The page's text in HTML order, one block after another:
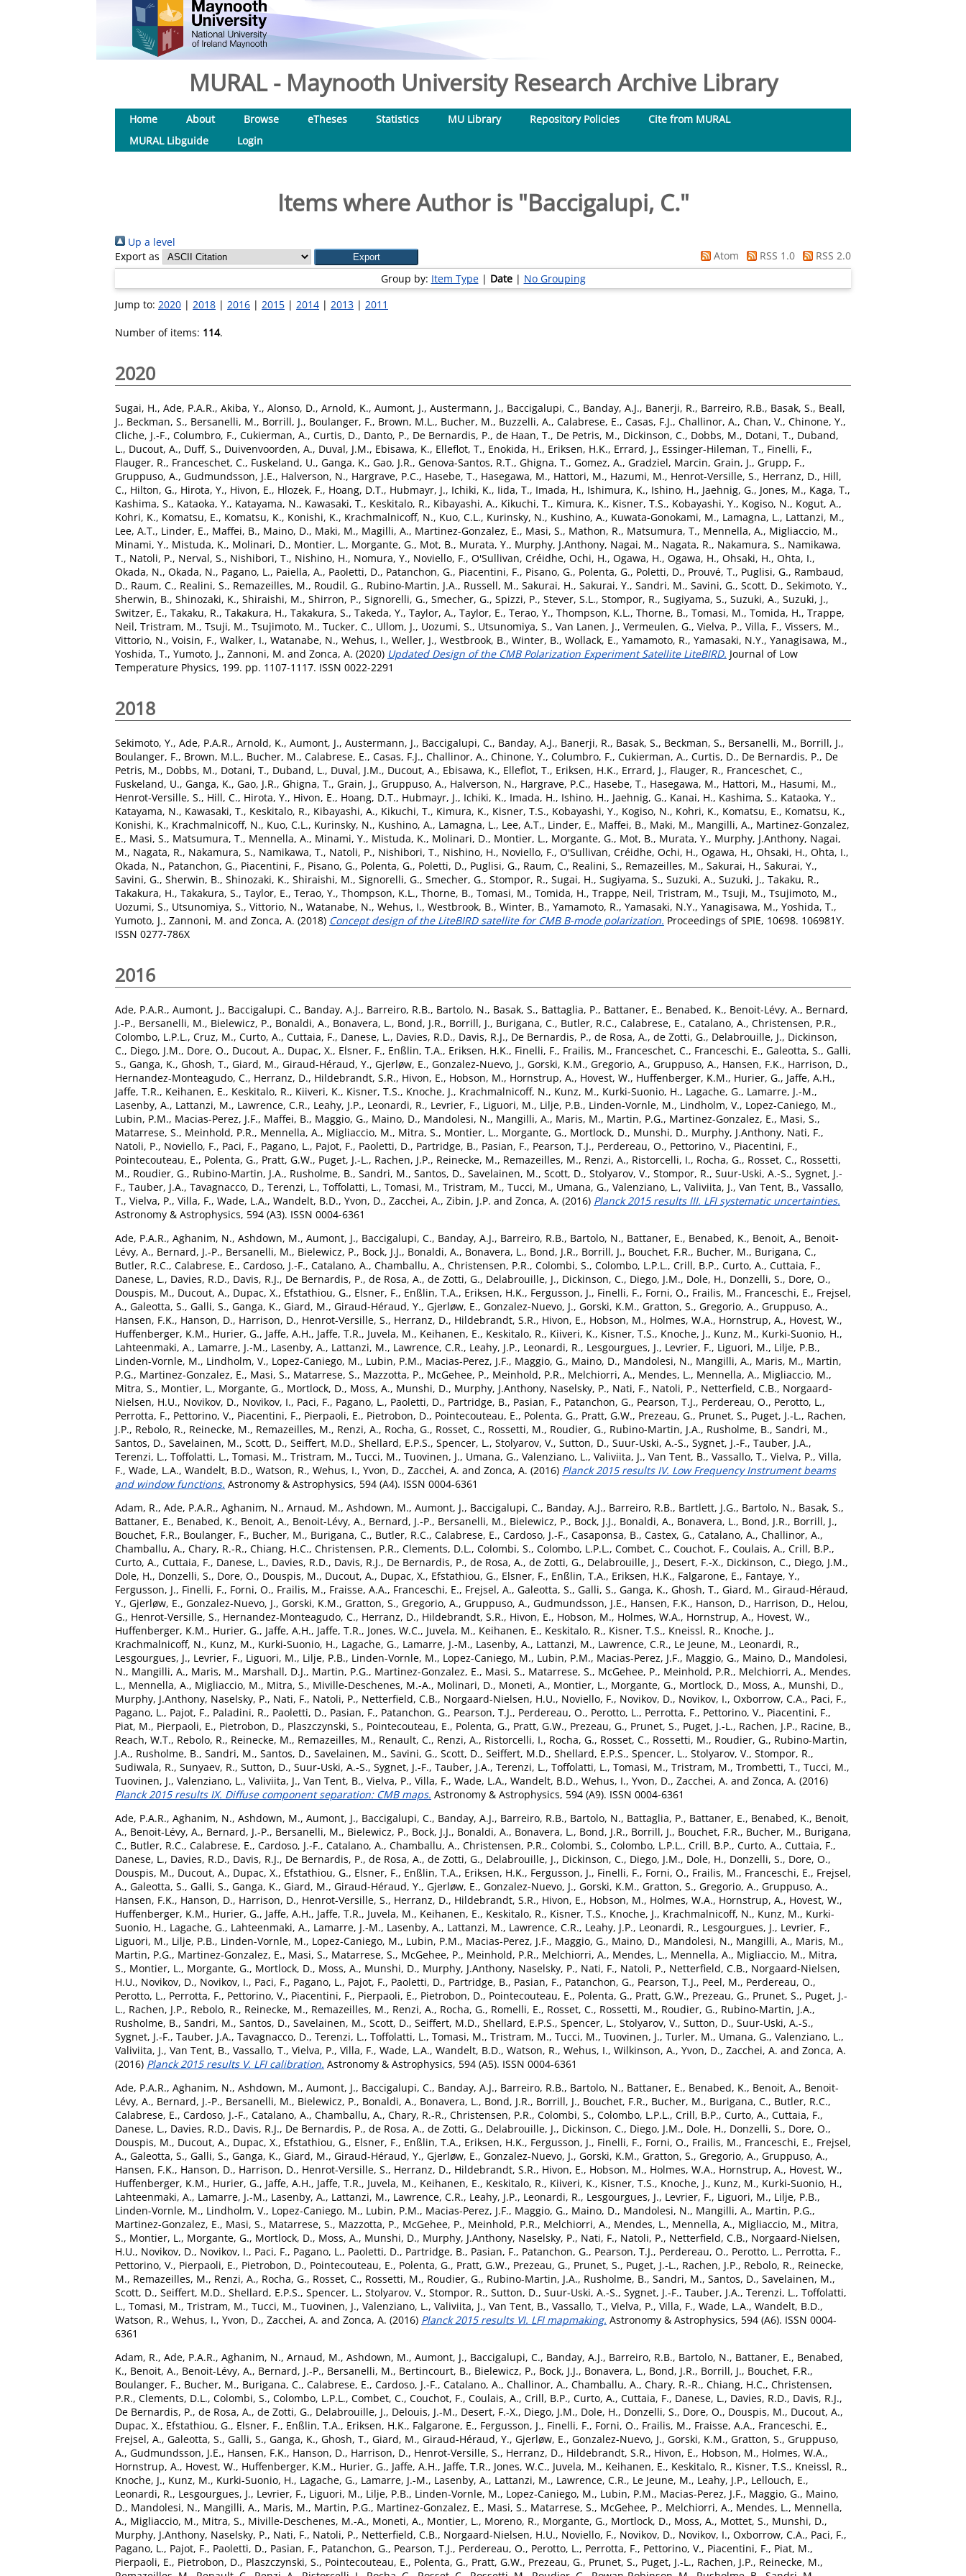
MURAL - Maynooth University Research Archive Library
Home About Browse eTheses Statistics MU Library Repository Policies
Cite from MURAL
MURAL Libguide
Login
Items where Author is "Baccigalupi, C."
Up a level
Export as
Atom RSS 1.0
RSS 2.0
Group by: Item Type| Date| No Grouping
Jump to: 2020 | 2018 | 2016 | 2015 | 2014 | 2013 | 2011
Number of items: 114.
2020
Sugai, H., Ade, P.A.R., Akiba, Y., Alonso, D., Arnold, K., Aumont, J., Austermann, J., Baccigalupi, C., Banday, A.J., Banerji, R., Barreiro, R.B., Basak, S., Beall,
J., Beckman, S., Bersanelli, M., Borrill, J., Boulanger, F., Brown, M.L., Bucher, M., Buzzelli, A., Calabrese, E., Casas, F.J., Challinor, A., Chan, V., Chinone, Y.,
Cliche, J.-F., Columbro, F., Cukierman, A., Curtis, D., Danto, P., De Bernardis, P., de Haan, T., De Petris, M., Dickinson, C., Dobbs, M., Dotani, T., Duband,
L., Ducout, A., Duff, S., Duivenvoorden, A., Duval, J.M., Ebisawa, K., Elleflot, T., Enokida, H., Eriksen, H.K., Errard, J., Essinger-Hileman, T., Finelli, F.,
Flauger, R., Franceschet, C., Fuskeland, U., Ganga, K., Gao, J.R., Genova-Santos, R.T., Ghigna, T., Gomez, A., Gradziel, Marcin, Grain, J., Grupp, F.,
Gruppuso, A., Gudmundsson, J.E., Halverson, N., Hargrave, P.C., Hasebe, T., Hasegawa, M., Hattori, M., Hazumi, M., Henrot-Versille, S., Herranz, D., Hill,
C., Hilton, G., Hirota, Y., Hivon, E., Hlozek, F., Hoang, D.T., Hubmayr, J., Ichiki, K., Iida, T., Imada, H., Ishimura, K., Ishino, H., Jaehnig, G., Jones, M., Kaga, T.,
Kashima, S., Kataoka, Y., Katayama, N., Kawasaki, T., Keskitalo, R., Kibayashi, A., Kikuchi, T., Kimura, K., Kisner, T.S., Kobayashi, Y., Kogiso, N., Kogut, A.,
Kohri, K., Komatsu, E., Komatsu, K., Konishi, K., Krachmalnicoff, N., Kuo, C.L., Kurinsky, N., Kushino, A., Kuwata-Gonokami, M., Lamagna, L., Lattanzi, M.,
Lee, A.T., Linder, E., Maffei, B., Maino, D., Maki, M., Magilli, A., Martinez-Gonzalez, E., Masi, S., Mathon, R., Matsumura, T., Mennella, A., Migliaccio, M.,
Minami, Y., Mistuda, K., Molinari, D., Montier, L., Morgante, G., Mot, B., Murata, Y., Murphy, J.Anthony, Nagai, M., Nagata, R., Nakamura, S., Namikawa,
T., Natoli, P., Nerval, S., Nishibori, T., Nishino, H., Nomura, Y., Noviello, F., O'Sullivan, Créidhe, Ochi, H., Ogawa, H., Ogawa, H., Ohsaki, H., Ohta, I.,
Okada, N., Okada, N., Pagano, L., Paiella, A., Paoletti, D., Patanchon, G., Piacentini, F., Pisano, G., Polenta, G., Poletti, D., Prouvé, T., Puglisi, G., Rambaud,
D., Raum, C., Realini, S., Remazeilles, M., Roudil, G., Rubino-Martin, J.A., Russell, M., Sakurai, H., Sakurai, Y., Sandri, M., Savini, G., Scott, D., Sekimoto, Y.,
Sherwin, B., Shinozaki, K., Shiraishi, M., Shirron, P., Signorelli, G., Smecher, G., Spizzi, P., Stever, S.L., Stompor, R., Sugiyama, S., Suzuki, A., Suzuki, J.,
Switzer, E., Takaku, R., Takakura, H., Takakura, S., Takeda, Y., Taylor, A., Taylor, E., Terao, Y., Thompson, K.L., Thorne, B., Tomasi, M., Tomida, H., Trappe,
Neil, Tristram, M., Tsuji, M., Tsujimoto, M., Tucker, C., Ullom, J., Uozumi, S., Utsunomiya, S., Van Lanen, J., Vermeulen, G., Vielva, P., Villa, F., Vissers, M.,
Vittorio, N., Voisin, F., Walker, I., Watanabe, N., Wehus, I., Weller, J., Westbrook, B., Winter, B., Wollack, E., Yamamoto, R., Yamasaki, N.Y., Yanagisawa, M.,
Yoshida, T., Yumoto, J., Zannoni, M. and Zonca, A. (2020) Updated Design of the CMB Polarization Experiment Satellite LiteBIRD. Journal of Low
Temperature Physics, 199. pp. 1107-1117. ISSN 0022-2291
2018
Sekimoto, Y., Ade, P.A.R., Arnold, K., Aumont, J., Austermann, J., Baccigalupi, C., Banday, A.J., Banerji, R., Basak, S., Beckman, S., Bersanelli, M., Borrill, J.,
Boulanger, F., Brown, M.L., Bucher, M., Calabrese, E., Casas, F.J., Challinor, A., Chinone, Y., Columbro, F., Cukierman, A., Curtis, D., De Bernardis, P., De
Petris, M., Dobbs, M., Dotani, T., Duband, L., Duval, J.M., Ducout, A., Ebisawa, K., Elleflot, T., Eriksen, H.K., Errard, J., Flauger, R., Franceschet, C.,
Fuskeland, U., Ganga, K., Gao, J.R., Ghigna, T., Grain, J., Gruppuso, A., Halverson, N., Hargrave, P.C., Hasebe, T., Hasegawa, M., Hattori, M., Hasumi, M.,
Henrot-Versille, S., Hill, C., Hirota, Y., Hivon, E., Hoang, D.T., Hubmayr, J., Ichiki, K., Imada, H., Ishino, H., Jaehnig, G., Kanai, H., Kashima, S., Kataoka, Y.,
Katayama, N., Kawasaki, T., Keskitalo, R., Kibayashi, A., Kikuchi, T., Kimura, K., Kisner, T.S., Kobayashi, Y., Kogiso, N., Kohri, K., Komatsu, E., Komatsu, K.,
Konishi, K., Krachmalnicoff, N., Kuo, C.L., Kurinsky, N., Kushino, A., Lamagna, L., Lee, A.T., Linder, E., Maffei, B., Maki, M., Mangilli, A., Martinez-Gonzalez,
E., Masi, S., Matsumura, T., Mennella, A., Minami, Y., Mistuda, K., Molinari, D., Montier, L., Morgante, G., Mot, B., Murata, Y., Murphy, J.Anthony, Nagai,
M., Nagata, R., Nakamura, S., Namikawa, T., Natoli, P., Nishibori, T., Nishino, H., Noviello, F., O'Sullivan, Créidhe, Ochi, H., Ogawa, H., Ohsaki, H., Ohta, I.,
Okada, N., Patanchon, G., Piacentini, F., Pisano, G., Polenta, G., Poletti, D., Puglisi, G., Raum, C., Realini, S., Remazeilles, M., Sakurai, H., Sakurai, Y.,
Savini, G., Sherwin, B., Shinozaki, K., Shiraishi, M., Signorelli, G., Smecher, G., Stompor, R., Sugai, H., Sugiyama, S., Suzuki, A., Suzuki, J., Takaku, R.,
Takakura, H., Takakura, S., Taylor, E., Terao, Y., Thompson, K.L., Thorne, B., Tomasi, M., Tomida, H., Trappe, Neil, Tristram, M., Tsuji, M., Tsujimoto, M.,
Uozumi, S., Utsunomiya, S., Vittorio, N., Watanabe, N., Wehus, I., Westbrook, B., Winter, B., Yamamoto, R., Yamasaki, N.Y., Yanagisawa, M., Yoshida, T.,
Yumoto, J., Zannoni, M. and Zonca, A. (2018) Concept design of the LiteBIRD satellite for CMB B-mode polarization. Proceedings of SPIE, 10698. 106981Y.
ISSN 0277-786X
2016
Ade, P.A.R., Aumont, J., Baccigalupi, C., Banday, A.J., Barreiro, R.B., Bartolo, N., Basak, S., Battaglia, P., Battaner, E., Benabed, K., Benoit-Lévy, A., Bernard,
J.-P., Bersanelli, M., Bielewicz, P., Bonaldi, A., Bonavera, L., Bond, J.R., Borrill, J., Burigana, C., Butler, R.C., Calabrese, E., Catalano, A., Christensen, P.R.,
Colombo, L.P.L., Cruz, M., Curto, A., Cuttaia, F., Danese, L., Davies, R.D., Davis, R.J., De Bernardis, P., de Rosa, A., de Zotti, G., Delabrouille, J., Dickinson,
C., Diego, J.M., Dore, O., Ducout, A., Dupac, X., Elsner, F., Enßlin, T.A., Eriksen, H.K., Finelli, F., Frailis, M., Franceschet, C., Franceschi, E., Galeotta, S., Galli,
S., Ganga, K., Ghosh, T., Giard, M., Giraud-Héraud, Y., Gjerløw, E., Gonzalez-Nuevo, J., Gorski, K.M., Gregorio, A., Gruppuso, A., Hansen, F.K., Harrison, D.,
Hernandez-Monteagudo, C., Herranz, D., Hildebrandt, S.R., Hivon, E., Hobson, M., Hornstrup, A., Hovest, W., Huffenberger, K.M., Hurier, G., Jaffe, A.H.,
Jaffe, T.R., Keihanen, E., Keskitalo, R., Kiiveri, K., Kisner, T.S., Knoche, J., Krachmalnicoff, N., Kunz, M., Kurki-Suonio, H., Lagache, G., Lamarre, J.-M.,
Lasenby, A., Lattanzi, M., Lawrence, C.R., Leahy, J.P., Leonardi, R., Levrier, F., Liguori, M., Lilje, P.B., Linden-Vornle, M., Lindholm, V., Lopez-Caniego, M.,
Lubin, P.M., Macias-Perez, J.F., Maffei, B., Maggio, G., Maino, D., Mandolesi, N., Mangilli, A., Maris, M., Martin, P.G., Martinez-Gonzalez, E., Masi, S.,
Matarrese, S., Meinhold, P.R., Mennella, A., Migliaccio, M., Mitra, S., Montier, L., Morgante, G., Mortlock, D., Munshi, D., Murphy, J.Anthony, Nati, F.,
Natoli, P., Noviello, F., Paci, F., Pagano, L., Pajot, F., Paoletti, D., Partridge, B., Pasian, F., Pearson, T.J., Perdereau, O., Pettorino, V., Piacentini, F.,
Pointecouteau, E., Polenta, G., Pratt, G.W., Puget, J.-L., Rachen, J.P., Reinecke, M., Remazeilles, M., Renzi, A., Ristorcelli, I., Rocha, G., Rosset, C., Rossetti,
M., Roudier, G., Rubino-Martin, J.A., Rusholme, B., Sandri, M., Santos, D., Savelainen, M., Scott, D., Stolyarov, V., Stompor, R., Suur-Uski, A.-S., Sygnet, J.-
F., Tauber, J.A., Tavagnacco, D., Terenzi, L., Toffolatti, L., Tomasi, M., Tristram, M., Tucci, M., Umana, G., Valenziano, L., Valiviita, J., Van Tent, B., Vassallo,
T., Vielva, P., Villa, F., Wade, L.A., Wandelt, B.D., Yvon, D., Zacchei, A., Zibin, J.P. and Zonca, A. (2016) Planck 2015 results III. LFI systematic uncertainties.
Astronomy & Astrophysics, 594 (A3). ISSN 0004-6361
Ade, P.A.R., Aghanim, N., Ashdown, M., Aumont, J., Baccigalupi, C., Banday, A.J., Barreiro, R.B., Bartolo, N., Battaner, E., Benabed, K., Benoit, A., Benoit-
Lévy, A., Bernard, J.-P., Bersanelli, M., Bielewicz, P., Bock, J.J., Bonaldi, A., Bonavera, L., Bond, J.R., Borrill, J., Bouchet, F.R., Bucher, M., Burigana, C.,
Butler, R.C., Calabrese, E., Cardoso, J.-F., Catalano, A., Chamballu, A., Christensen, P.R., Colombi, S., Colombo, L.P.L., Crill, B.P., Curto, A., Cuttaia, F.,
Danese, L., Davies, R.D., Davis, R.J., De Bernardis, P., de Rosa, A., de Zotti, G., Delabrouille, J., Dickinson, C., Diego, J.M., Dole, H., Donzelli, S., Dore, O.,
Douspis, M., Ducout, A., Dupac, X., Efstathiou, G., Elsner, F., Enßlin, T.A., Eriksen, H.K., Fergusson, J., Finelli, F., Forni, O., Frailis, M., Franceschi, E., Frejsel,
A., Galeotta, S., Galli, S., Ganga, K., Giard, M., Giraud-Héraud, Y., Gjerløw, E., Gonzalez-Nuevo, J., Gorski, K.M., Gratton, S., Gregorio, A., Gruppuso, A.,
Hansen, F.K., Hanson, D., Harrison, D., Henrot-Versille, S., Herranz, D., Hildebrandt, S.R., Hivon, E., Hobson, M., Holmes, W.A., Hornstrup, A., Hovest, W.,
Huffenberger, K.M., Hurier, G., Jaffe, A.H., Jaffe, T.R., Juvela, M., Keihanen, E., Keskitalo, R., Kiiveri, K., Kisner, T.S., Knoche, J., Kunz, M., Kurki-Suonio, H.,
Lahteenmaki, A., Lamarre, J.-M., Lasenby, A., Lattanzi, M., Lawrence, C.R., Leahy, J.P., Leonardi, R., Lesgourgues, J., Levrier, F., Liguori, M., Lilje, P.B.,
Linden-Vornle, M., Lindholm, V., Lopez-Caniego, M., Lubin, P.M., Macias-Perez, J.F., Maggio, G., Maino, D., Mandolesi, N., Mangilli, A., Maris, M., Martin,
P.G., Martinez-Gonzalez, E., Masi, S., Matarrese, S., Mazzotta, P., McGehee, P., Meinhold, P.R., Melchiorri, A., Mendes, L., Mennella, A., Migliaccio, M.,
Mitra, S., Montier, L., Morgante, G., Mortlock, D., Moss, A., Munshi, D., Murphy, J.Anthony, Naselsky, P., Nati, F., Natoli, P., Netterfield, C.B., Norgaard-
Nielsen, H.U., Novikov, D., Novikov, I., Paci, F., Pagano, L., Paoletti, D., Partridge, B., Pasian, F., Patanchon, G., Pearson, T.J., Perdereau, O., Perotto, L.,
Perrotta, F., Pettorino, V., Piacentini, F., Pierpaoli, E., Pietrobon, D., Pointecouteau, E., Polenta, G., Pratt, G.W., Prezeau, G., Prunet, S., Puget, J.-L., Rachen,
J.P., Rebolo, R., Reinecke, M., Remazeilles, M., Renzi, A., Rocha, G., Rosset, C., Rossetti, M., Roudier, G., Rubino-Martin, J.A., Rusholme, B., Sandri, M.,
Santos, D., Savelainen, M., Scott, D., Seiffert, M.D., Shellard, E.P.S., Spencer, L., Stolyarov, V., Sutton, D., Suur-Uski, A.-S., Sygnet, J.-F., Tauber, J.A.,
Terenzi, L., Toffolatti, L., Tomasi, M., Tristram, M., Tucci, M., Tuovinen, J., Umana, G., Valenziano, L., Valiviita, J., Van Tent, B., Vassallo, T., Vielva, P., Villa,
F., Wade, L.A., Wandelt, B.D., Watson, R., Wehus, I., Yvon, D., Zacchei, A. and Zonca, A. (2016) Planck 2015 results IV. Low Frequency Instrument beams
and window functions. Astronomy & Astrophysics, 594 (A4). ISSN 0004-6361
Adam, R., Ade, P.A.R., Aghanim, N., Arnaud, M., Ashdown, M., Aumont, J., Baccigalupi, C., Banday, A.J., Barreiro, R.B., Bartlett, J.G., Bartolo, N., Basak, S.,
Battaner, E., Benabed, K., Benoit, A., Benoit-Lévy, A., Bernard, J.-P., Bersanelli, M., Bielewicz, P., Bock, J.J., Bonaldi, A., Bonavera, L., Bond, J.R., Borrill, J.,
Bouchet, F.R., Boulanger, F., Bucher, M., Burigana, C., Butler, R.C., Calabrese, E., Cardoso, J.-F., Casaponsa, B., Castex, G., Catalano, A., Challinor, A.,
Chamballu, A., Chary, R.-R., Chiang, H.C., Christensen, P.R., Clements, D.L., Colombi, S., Colombo, L.P.L., Combet, C., Couchot, F., Coulais, A., Crill, B.P.,
Curto, A., Cuttaia, F., Danese, L., Davies, R.D., Davis, R.J., De Bernardis, P., de Rosa, A., de Zotti, G., Delabrouille, J., Desert, F.-X., Dickinson, C., Diego, J.M.,
Dole, H., Donzelli, S., Dore, O., Douspis, M., Ducout, A., Dupac, X., Efstathiou, G., Elsner, F., Enßlin, T.A., Eriksen, H.K., Falgarone, E., Fantaye, Y.,
Fergusson, J., Finelli, F., Forni, O., Frailis, M., Fraisse, A.A., Franceschi, E., Frejsel, A., Galeotta, S., Galli, S., Ganga, K., Ghosh, T., Giard, M., Giraud-Héraud,
Y., Gjerløw, E., Gonzalez-Nuevo, J., Gorski, K.M., Gratton, S., Gregorio, A., Gruppuso, A., Gudmundsson, J.E., Hansen, F.K., Hanson, D., Harrison, D., Helou,
G., Henrot-Versille, S., Hernandez-Monteagudo, C., Herranz, D., Hildebrandt, S.R., Hivon, E., Hobson, M., Holmes, W.A., Hornstrup, A., Hovest, W.,
Huffenberger, K.M., Hurier, G., Jaffe, A.H., Jaffe, T.R., Jones, W.C., Juvela, M., Keihanen, E., Keskitalo, R., Kisner, T.S., Kneissl, R., Knoche, J.,
Krachmalnicoff, N., Kunz, M., Kurki-Suonio, H., Lagache, G., Lamarre, J.-M., Lasenby, A., Lattanzi, M., Lawrence, C.R., Le Jeune, M., Leonardi, R.,
Lesgourgues, J., Levrier, F., Liguori, M., Lilje, P.B., Linden-Vornle, M., Lopez-Caniego, M., Lubin, P.M., Macias-Perez, J.F., Maggio, G., Maino, D., Mandolesi,
N., Mangilli, A., Maris, M., Marshall, D.J., Martin, P.G., Martinez-Gonzalez, E., Masi, S., Matarrese, S., McGehee, P., Meinhold, P.R., Melchiorri, A., Mendes,
L., Mennella, A., Migliaccio, M., Mitra, S., Miville-Deschenes, M.-A., Molinari, D., Moneti, A., Montier, L., Morgante, G., Mortlock, D., Moss, A., Munshi, D.,
Murphy, J.Anthony, Naselsky, P., Nati, F., Natoli, P., Netterfield, C.B., Norgaard-Nielsen, H.U., Noviello, F., Novikov, D., Novikov, I., Oxborrow, C.A., Paci, F.,
Pagano, L., Pajot, F., Paladini, R., Paoletti, D., Pasian, F., Patanchon, G., Pearson, T.J., Perdereau, O., Perotto, L., Perrotta, F., Pettorino, V., Piacentini, F.,
Piat, M., Pierpaoli, E., Pietrobon, D., Plaszczynski, S., Pointecouteau, E., Polenta, G., Pratt, G.W., Prezeau, G., Prunet, S., Puget, J.-L., Rachen, J.P., Racine, B.,
Reach, W.T., Rebolo, R., Reinecke, M., Remazeilles, M., Renault, C., Renzi, A., Ristorcelli, I., Rocha, G., Rosset, C., Rossetti, M., Roudier, G., Rubino-Martin,
J.A., Rusholme, B., Sandri, M., Santos, D., Savelainen, M., Savini, G., Scott, D., Seiffert, M.D., Shellard, E.P.S., Spencer, L., Stolyarov, V., Stompor, R.,
Sudiwala, R., Sunyaev, R., Sutton, D., Suur-Uski, A.-S., Sygnet, J.-F., Tauber, J.A., Terenzi, L., Toffolatti, L., Tomasi, M., Tristram, M., Trombetti, T., Tucci, M.,
Tuovinen, J., Valenziano, L., Valiviita, J., Van Tent, B., Vielva, P., Villa, F., Wade, L.A., Wandelt, B.D., Wehus, I., Yvon, D., Zacchei, A. and Zonca, A. (2016)
Planck 2015 results IX. Diffuse component separation: CMB maps. Astronomy & Astrophysics, 594 (A9). ISSN 0004-6361
Ade, P.A.R., Aghanim, N., Ashdown, M., Aumont, J., Baccigalupi, C., Banday, A.J., Barreiro, R.B., Bartolo, N., Battaglia, P., Battaner, E., Benabed, K., Benoit,
A., Benoit-Lévy, A., Bernard, J.-P., Bersanelli, M., Bielewicz, P., Bock, J.J., Bonaldi, A., Bonavera, L., Bond, J.R., Borrill, J., Bouchet, F.R., Bucher, M., Burigana,
C., Butler, R.C., Calabrese, E., Cardoso, J.-F., Catalano, A., Chamballu, A., Christensen, P.R., Colombi, S., Colombo, L.P.L., Crill, B.P., Curto, A., Cuttaia, F.,
Danese, L., Davies, R.D., Davis, R.J., De Bernardis, P., de Rosa, A., de Zotti, G., Delabrouille, J., Dickinson, C., Diego, J.M., Dole, H., Donzelli, S., Dore, O.,
Douspis, M., Ducout, A., Dupac, X., Efstathiou, G., Elsner, F., Enßlin, T.A., Eriksen, H.K., Fergusson, J., Finelli, F., Forni, O., Frailis, M., Franceschi, E., Frejsel,
A., Galeotta, S., Galli, S., Ganga, K., Giard, M., Giraud-Héraud, Y., Gjerløw, E., Gonzalez-Nuevo, J., Gorski, K.M., Gratton, S., Gregorio, A., Gruppuso, A.,
Hansen, F.K., Hanson, D., Harrison, D., Henrot-Versille, S., Herranz, D., Hildebrandt, S.R., Hivon, E., Hobson, M., Holmes, W.A., Hornstrup, A., Hovest, W.,
Huffenberger, K.M., Hurier, G., Jaffe, A.H., Jaffe, T.R., Juvela, M., Keihanen, E., Keskitalo, R., Kisner, T.S., Knoche, J., Krachmalnicoff, N., Kunz, M., Kurki-
Suonio, H., Lagache, G., Lahteenmaki, A., Lamarre, J.-M., Lasenby, A., Lattanzi, M., Lawrence, C.R., Leahy, J.P., Leonardi, R., Lesgourgues, J., Levrier, F.,
Liguori, M., Lilje, P.B., Linden-Vornle, M., Lopez-Caniego, M., Lubin, P.M., Macias-Perez, J.F., Maggio, G., Maino, D., Mandolesi, N., Mangilli, A., Maris, M.,
Martin, P.G., Martinez-Gonzalez, E., Masi, S., Matarrese, S., McGehee, P., Meinhold, P.R., Melchiorri, A., Mendes, L., Mennella, A., Migliaccio, M., Mitra,
S., Montier, L., Morgante, G., Mortlock, D., Moss, A., Munshi, D., Murphy, J.Anthony, Naselsky, P., Nati, F., Natoli, P., Netterfield, C.B., Norgaard-Nielsen,
H.U., Novikov, D., Novikov, I., Paci, F., Pagano, L., Pajot, F., Paoletti, D., Partridge, B., Pasian, F., Patanchon, G., Pearson, T.J., Peel, M., Perdereau, O.,
Perotto, L., Perrotta, F., Pettorino, V., Piacentini, F., Pierpaoli, E., Pietrobon, D., Pointecouteau, E., Polenta, G., Pratt, G.W., Prezeau, G., Prunet, S., Puget, J.-
L., Rachen, J.P., Rebolo, R., Reinecke, M., Remazeilles, M., Renzi, A., Rocha, G., Romelli, E., Rosset, C., Rossetti, M., Roudier, G., Rubino-Martin, J.A.,
Rusholme, B., Sandri, M., Santos, D., Savelainen, M., Scott, D., Seiffert, M.D., Shellard, E.P.S., Spencer, L., Stolyarov, V., Sutton, D., Suur-Uski, A.-S.,
Sygnet, J.-F., Tauber, J.A., Tavagnacco, D., Terenzi, L., Toffolatti, L., Tomasi, M., Tristram, M., Tucci, M., Tuovinen, J., Turler, M., Umana, G., Valenziano, L.,
Valiviita, J., Van Tent, B., Vassallo, T., Vielva, P., Villa, F., Wade, L.A., Wandelt, B.D., Watson, R., Wehus, I., Wilkinson, A., Yvon, D., Zacchei, A. and Zonca, A.
(2016) Planck 2015 results V. LFI calibration. Astronomy & Astrophysics, 594 (A5). ISSN 0004-6361
Ade, P.A.R., Aghanim, N., Ashdown, M., Aumont, J., Baccigalupi, C., Banday, A.J., Barreiro, R.B., Bartolo, N., Battaner, E., Benabed, K., Benoit, A., Benoit-
Lévy, A., Bernard, J.-P., Bersanelli, M., Bielewicz, P., Bonaldi, A., Bonavera, L., Bond, J.R., Borrill, J., Bouchet, F.R., Bucher, M., Burigana, C., Butler, R.C.,
Calabrese, E., Cardoso, J.-F., Catalano, A., Chamballu, A., Chary, R.-R., Christensen, P.R., Colombi, S., Colombo, L.P.L., Crill, B.P., Curto, A., Cuttaia, F.,
Danese, L., Davies, R.D., Davis, R.J., De Bernardis, P., de Rosa, A., de Zotti, G., Delabrouille, J., Dickinson, C., Diego, J.M., Dole, H., Donzelli, S., Dore, O.,
Douspis, M., Ducout, A., Dupac, X., Efstathiou, G., Elsner, F., Enßlin, T.A., Eriksen, H.K., Fergusson, J., Finelli, F., Forni, O., Frailis, M., Franceschi, E., Frejsel,
A., Galeotta, S., Galli, S., Ganga, K., Giard, M., Giraud-Héraud, Y., Gjerløw, E., Gonzalez-Nuevo, J., Gorski, K.M., Gratton, S., Gregorio, A., Gruppuso, A.,
Hansen, F.K., Hanson, D., Harrison, D., Henrot-Versille, S., Herranz, D., Hildebrandt, S.R., Hivon, E., Hobson, M., Holmes, W.A., Hornstrup, A., Hovest, W.,
Huffenberger, K.M., Hurier, G., Jaffe, A.H., Jaffe, T.R., Juvela, M., Keihanen, E., Keskitalo, R., Kiiveri, K., Kisner, T.S., Knoche, J., Kunz, M., Kurki-Suonio, H.,
Lahteenmaki, A., Lamarre, J.-M., Lasenby, A., Lattanzi, M., Lawrence, C.R., Leahy, J.P., Leonardi, R., Lesgourgues, J., Levrier, F., Liguori, M., Lilje, P.B.,
Linden-Vornle, M., Lindholm, V., Lopez-Caniego, M., Lubin, P.M., Macias-Perez, J.F., Maggio, G., Maino, D., Mandolesi, N., Mangilli, A., Martin, P.G.,
Martinez-Gonzalez, E., Masi, S., Matarrese, S., Mazzotta, P., McGehee, P., Meinhold, P.R., Melchiorri, A., Mendes, L., Mennella, A., Migliaccio, M., Mitra,
S., Montier, L., Morgante, G., Mortlock, D., Moss, A., Munshi, D., Murphy, J.Anthony, Naselsky, P., Nati, F., Natoli, P., Netterfield, C.B., Norgaard-Nielsen,
H.U., Novikov, D., Novikov, I., Paci, F., Pagano, L., Paoletti, D., Partridge, B., Pasian, F., Patanchon, G., Pearson, T.J., Perdereau, O., Perotto, L., Perrotta, F.,
Pettorino, V., Pierpaoli, E., Pietrobon, D., Pointecouteau, E., Polenta, G., Pratt, G.W., Prezeau, G., Prunet, S., Puget, J.-L., Rachen, J.P., Rebolo, R., Reinecke,
M., Remazeilles, M., Renzi, A., Rocha, G., Rosset, C., Rossetti, M., Roudier, G., Rubino-Martin, J.A., Rusholme, B., Sandri, M., Santos, D., Savelainen, M.,
Scott, D., Seiffert, M.D., Shellard, E.P.S., Spencer, L., Stolyarov, V., Stompor, R., Sutton, D., Suur-Uski, A.-S., Sygnet, J.-F., Tauber, J.A., Terenzi, L., Toffolatti,
L., Tomasi, M., Tristram, M., Tucci, M., Tuovinen, J., Valenziano, L., Valiviita, J., Van Tent, B., Vassallo, T., Vielva, P., Villa, F., Wade, L.A., Wandelt, B.D.,
Watson, R., Wehus, I., Yvon, D., Zacchei, A. and Zonca, A. (2016) Planck 2015 results VI. LFI mapmaking. Astronomy & Astrophysics, 594 (A6). ISSN 0004-
6361
Adam, R., Ade, P.A.R., Aghanim, N., Arnaud, M., Ashdown, M., Aumont, J., Baccigalupi, C., Banday, A.J., Barreiro, R.B., Bartolo, N., Battaner, E., Benabed,
K., Benoit, A., Benoit-Lévy, A., Bernard, J.-P., Bersanelli, M., Bertincourt, B., Bielewicz, P., Bock, J.J., Bonavera, L., Bond, J.R., Borrill, J., Bouchet, F.R.,
Boulanger, F., Bucher, M., Burigana, C., Calabrese, E., Cardoso, J.-F., Catalano, A., Challinor, A., Chamballu, A., Chary, R.-R., Chiang, H.C., Christensen,
P.R., Clements, D.L., Colombi, S., Colombo, L.P.L., Combet, C., Couchot, F., Coulais, A., Crill, B.P., Curto, A., Cuttaia, F., Danese, L., Davies, R.D., Davis, R.J.,
De Bernardis, P., de Rosa, A., de Zotti, G., Delabrouille, J., Delouis, J.-M., Desert, F.-X., Diego, J.M., Dole, H., Donzelli, S., Dore, O., Douspis, M., Ducout, A.,
Dupac, X., Efstathiou, G., Elsner, F., Enßlin, T.A., Eriksen, H.K., Falgarone, E., Fergusson, J., Finelli, F., Forni, O., Frailis, M., Fraisse, A.A., Franceschi, E.,
Frejsel, A., Galeotta, S., Galli, S., Ganga, K., Ghosh, T., Giard, M., Giraud-Héraud, Y., Gjerløw, E., Gonzalez-Nuevo, J., Gorski, K.M., Gratton, S., Gruppuso,
A., Gudmundsson, J.E., Hansen, F.K., Hanson, D., Harrison, D., Henrot-Versille, S., Herranz, D., Hildebrandt, S.R., Hivon, E., Hobson, M., Holmes, W.A.,
Hornstrup, A., Hovest, W., Huffenberger, K.M., Hurier, G., Jaffe, A.H., Jaffe, T.R., Jones, W.C., Juvela, M., Keihanen, E., Keskitalo, R., Kisner, T.S., Kneissl, R.,
Knoche, J., Kunz, M., Kurki-Suonio, H., Lagache, G., Lamarre, J.-M., Lasenby, A., Lattanzi, M., Lawrence, C.R., Le Jeune, M., Leahy, J.P., Lellouch, E.,
Leonardi, R., Lesgourgues, J., Levrier, F., Liguori, M., Lilje, P.B., Linden-Vornle, M., Lopez-Caniego, M., Lubin, P.M., Macias-Perez, J.F., Maggio, G., Maino,
D., Mandolesi, N., Mangilli, A., Maris, M., Martin, P.G., Martinez-Gonzalez, E., Masi, S., Matarrese, S., McGehee, P., Melchiorri, A., Mendes, L., Mennella,
A., Migliaccio, M., Mitra, S., Miville-Deschenes, M.-A., Moneti, A., Montier, L., Moreno, R., Morgante, G., Mortlock, D., Moss, A., Mottet, S., Munshi, D.,
Murphy, J.Anthony, Naselsky, P., Nati, F., Natoli, P., Netterfield, C.B., Norgaard-Nielsen, H.U., Noviello, F., Novikov, D., Novikov, I., Oxborrow, C.A., Paci, F.,
Pagano, L., Pajot, F., Paoletti, D., Pasian, F., Patanchon, G., Pearson, T.J., Perdereau, O., Perotto, L., Perrotta, F., Pettorino, V., Piacentini, F., Piat, M.,
Pierpaoli, E., Pietrobon, D., Plaszczynski, S., Pointecouteau, E., Polenta, G., Pratt, G.W., Prezeau, G., Prunet, S., Puget, J.-L., Rachen, J.P., Reinecke, M.,